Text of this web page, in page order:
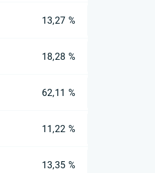
13,27 %
18,28 %
62,11 %
11,22 %
13,35 %